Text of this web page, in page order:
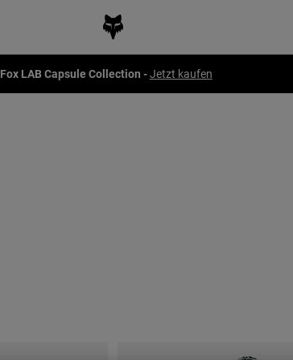
Fox LAB Capsule Collection -Jetzt kaufen